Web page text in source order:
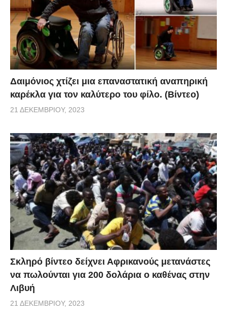
Δαιμόνιος χτίζει μια επαναστατική αναπηρική
καρέκλα για τον καλύτερο του φίλο. (Βίντεο)
21 ΔΕΚΕΜΒΡΊΟΥ, 2023
Σκληρό βίντεο δείχνει Αφρικανούς μετανάστες
να πωλούνται για 200 δολάρια ο καθένας στην
Λιβυή
21 ΔΕΚΕΜΒΡΊΟΥ, 2023